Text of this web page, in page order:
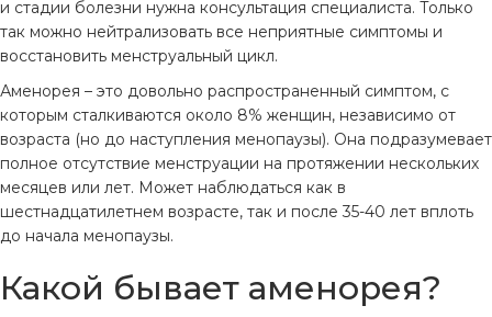
и стадии болезни нужна консультация специалиста. Только
так можно нейтрализовать все неприятные симптомы и
восстановить менструальный цикл.
Аменорея – это довольно распространенный симптом, с
которым сталкиваются около 8% женщин, независимо от
возраста (но до наступления менопаузы). Она подразумевает
полное отсутствие менструации на протяжении нескольких
месяцев или лет. Может наблюдаться как в
шестнадцатилетнем возрасте, так и после 35-40 лет вплоть
до начала менопаузы.
Какой бывает аменорея?